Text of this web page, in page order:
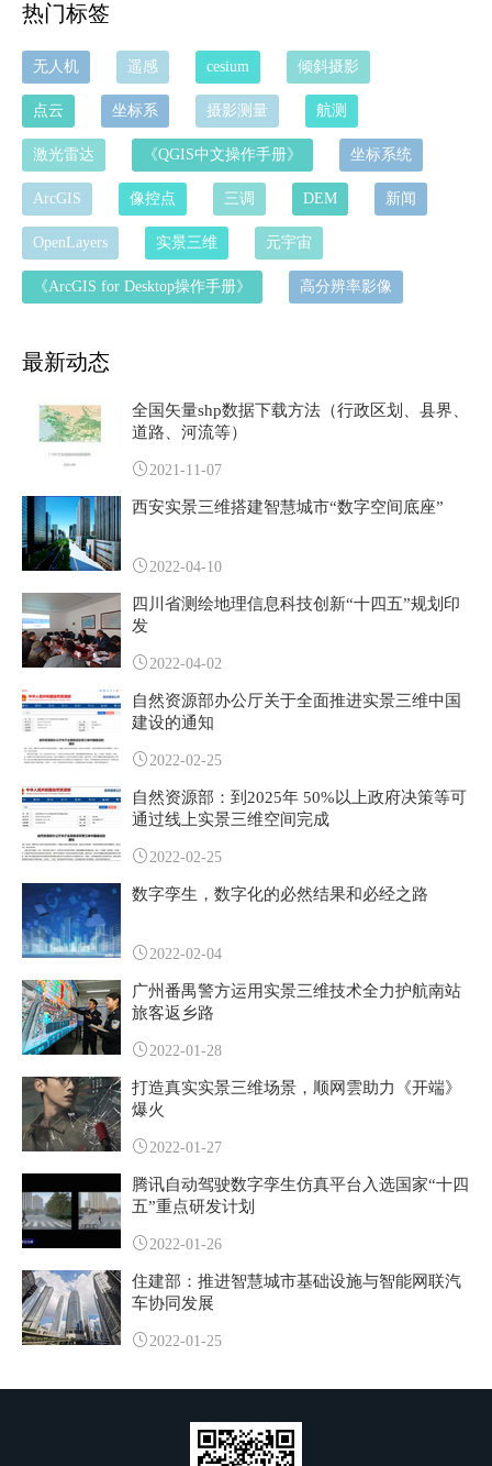
热门标签
无人机 遥感 cesium 倾斜摄影
点云 坐标系 摄影测量 航测
激光雷达 《QGIS中文操作手册》 坐标系统
ArcGIS 像控点 三调 DEM 新闻
OpenLayers 实景三维 元宇宙
《ArcGIS for Desktop操作手册》 高分辨率影像
最新动态
全国矢量shp数据下载方法（行政区划、县界、
道路、河流等）
2021-11-07
西安实景三维搭建智慧城市“数字空间底座”
2022-04-10
四川省测绘地理信息科技创新“十四五”规划印
发
2022-04-02
自然资源部办公厅关于全面推进实景三维中国
建设的通知
2022-02-25
自然资源部：到2025年 50%以上政府决策等可
通过线上实景三维空间完成
2022-02-25
数字孪生，数字化的必然结果和必经之路
2022-02-04
广州番禺警方运用实景三维技术全力护航南站
旅客返乡路
2022-01-28
打造真实实景三维场景，顺网雲助力《开端》
爆火
2022-01-27
腾讯自动驾驶数字孪生仿真平台入选国家“十四
五”重点研发计划
2022-01-26
住建部：推进智慧城市基础设施与智能网联汽
车协同发展
2022-01-25